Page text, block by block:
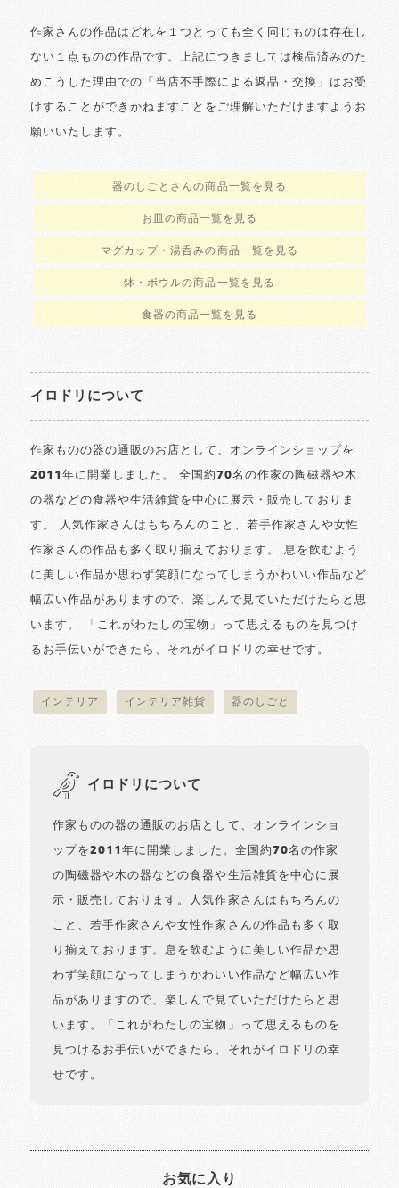
作家さんの作品はどれを１つとっても全く同じものは存在し
ない１点ものの作品です。上記につきましては検品済みのた
めこうした理由での「当店不手際による返品・交換」はお受
けすることができかねますことをご理解いただけますようお
願いいたします。
器のしごとさんの商品一覧を見る
お皿の商品一覧を見る
マグカップ・湯呑みの商品一覧を見る
鉢・ボウルの商品一覧を見る
食器の商品一覧を見る
イロドリについて
作家ものの器の通販のお店として、オンラインショップを
2011年に開業しました。 全国約70名の作家の陶磁器や木
の器などの食器や生活雑貨を中心に展示・販売しておりま
す。 人気作家さんはもちろんのこと、若手作家さんや女性
作家さんの作品も多く取り揃えております。 息を飲むよう
に美しい作品か思わず笑顔になってしまうかわいい作品など
幅広い作品がありますので、楽しんで見ていただけたらと思
います。 「これがわたしの宝物」って思えるものを見つけ
るお手伝いができたら、それがイロドリの幸せです。
インテリア インテリア雑貨 器のしごと
イロドリについて
作家ものの器の通販のお店として、オンラインショ
ップを2011年に開業しました。全国約70名の作家
の陶磁器や木の器などの食器や生活雑貨を中心に展
示・販売しております。人気作家さんはもちろんの
こと、若手作家さんや女性作家さんの作品も多く取
り揃えております。息を飲むように美しい作品か思
わず笑顔になってしまうかわいい作品など幅広い作
品がありますので、楽しんで見ていただけたらと思
います。「これがわたしの宝物」って思えるものを
見つけるお手伝いができたら、それがイロドリの幸
せです。
お気に入り